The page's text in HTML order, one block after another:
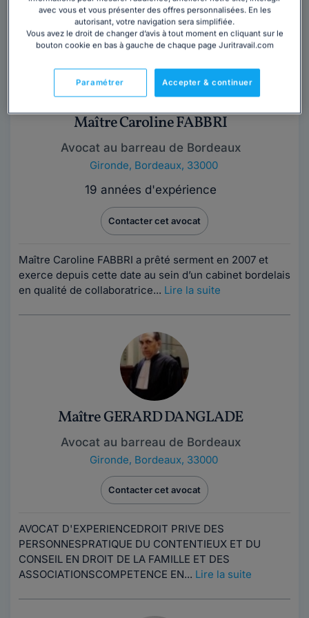
Maître Caroline FABBRI
Avocat au barreau de Bordeaux
Gironde, Bordeaux, 33000
19 années d'expérience
Contacter cet avocat
Maître Caroline FABBRI a prêté serment en 2007 et
exerce depuis cette date au sein d’un cabinet bordelais
en qualité de collaboratrice... Lire la suite
Maître GERARD DANGLADE
Avocat au barreau de Bordeaux
Gironde, Bordeaux, 33000
Contacter cet avocat
AVOCAT D'EXPERIENCEDROIT PRIVE DES
PERSONNESPRATIQUE DU CONTENTIEUX ET DU
CONSEIL EN DROIT DE LA FAMILLE ET DES
ASSOCIATIONSCOMPETENCE EN... Lire la suite
avec vous et vous présenter des offres personnalisées. En les
autorisant, votre navigation sera simplifiée.
Vous avez le droit de changer d’avis à tout moment en cliquant sur le
bouton cookie en bas à gauche de chaque page Juritravail.com
Accepter & continuer
Paramétrer